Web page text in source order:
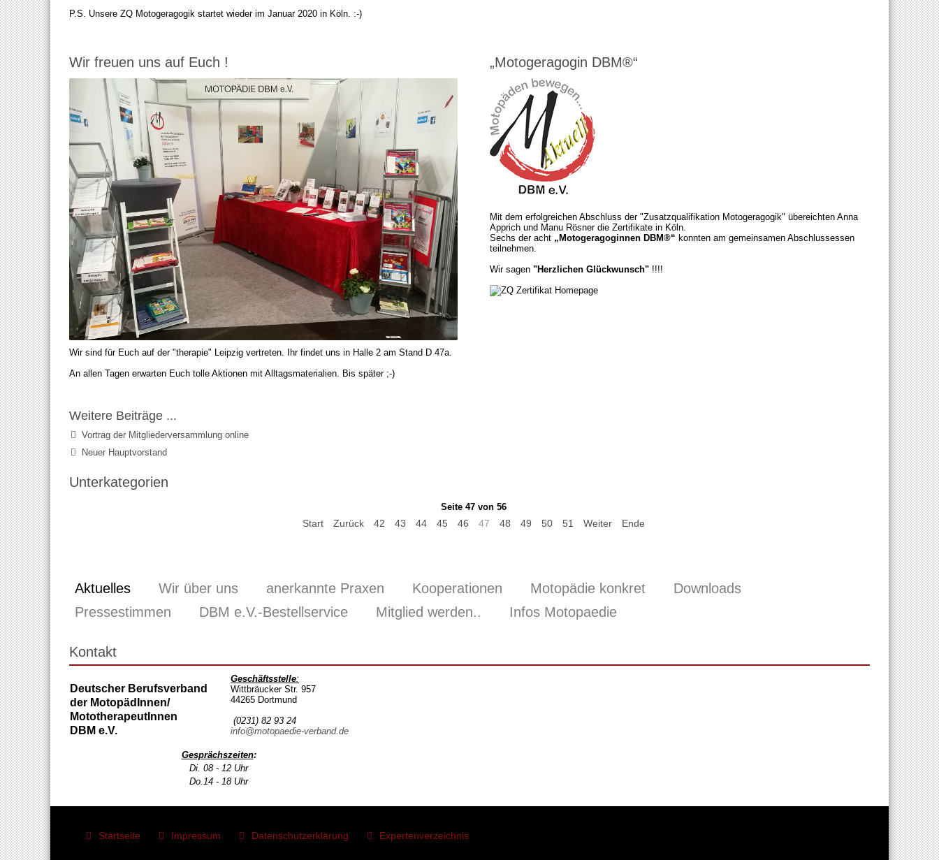
P.S. Unsere ZQ Motogeragogik startet wieder im Januar 2020 in Köln. :-)
Wir freuen uns auf Euch !
Wir sind für Euch auf der "therapie" Leipzig vertreten. Ihr findet uns in Halle 2 am Stand D 47a.
An allen Tagen erwarten Euch tolle Aktionen mit Alltagsmaterialien. Bis später ;-)
„Motogeragogin DBM®“
Mit dem erfolgreichen Abschluss der "Zusatzqualifikation Motogeragogik" übereichten Anna
Apprich und Manu Rösner die Zertifikate in Köln.
Sechs der acht „Motogeragoginnen DBM®“ konnten am gemeinsamen Abschlussessen
teilnehmen.
Wir sagen "Herzlichen Glückwunsch" !!!!
Weitere Beiträge ...
Vortrag der Mitgliederversammlung online
Neuer Hauptvorstand
Unterkategorien
Seite 47 von 56
Start Zurück 42 43 44 45 46 47 48 49 50 51 Weiter Ende
Aktuelles Wir über uns anerkannte Praxen Kooperationen Motopädie konkret
Downloads
Pressestimmen
DBM e.V.-Bestellservice Mitglied werden.. Infos Motopaedie
Kontakt
Deutscher Berufsverband
der MotopädInnen/
MototherapeutInnen
DBM e.V.
Geschäftsstelle:
Wittbräucker Str. 957
44265 Dortmund
(0231) 82 93 24
info@motopaedie-verband.de
Gesprächszeiten:
Di. 08 - 12 Uhr
Do.14 - 18 Uhr
Startseite Impressum Datenschutzerklärung Expertenverzeichnis